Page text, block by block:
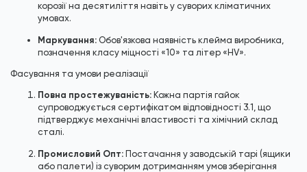
корозії на десятиліття навіть у суворих кліматичних
умовах.
Маркування: Обов'язкова наявність клейма виробника,
позначення класу міцності «10» та літер «HV».
Фасування та умови реалізації
Повна простежуваність: Кожна партія гайок
супроводжується сертифікатом відповідності 3.1, що
підтверджує механічні властивості та хімічний склад
сталі.
Промисловий Опт: Постачання у заводській тарі (ящики
або палети) із суворим дотриманням умов зберігання